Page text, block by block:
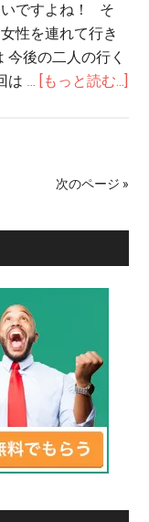
いですよね！ そ
性を連れて行き
後の二人の行く
は … [もっと読む...]
次のページ »